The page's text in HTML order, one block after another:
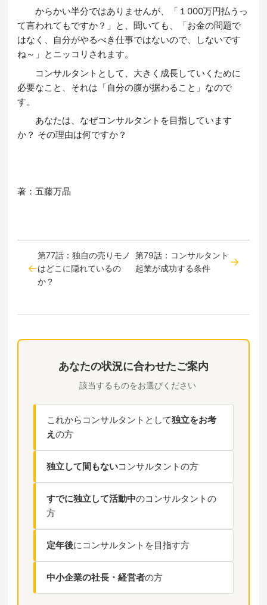
からかい半分ではありませんが、「１000万円払うっ
て言われてもですか？」と、聞いても、「お金の問題で
はなく、自分がやるべき仕事ではないので、しないです
ね～」とニッコリされます。
コンサルタントとして、大きく成長していくために
必要なこと、それは「自分の腹が据わること」なので
す。
あなたは、なぜコンサルタントを目指しています
か？ その理由は何ですか？
あなたの状況に合わせたご案内
該当するものをお選びください
これからコンサルタントとして独立をお考
えの方
独立して間もないコンサルタントの方
すでに独立して活動中のコンサルタントの
方
定年後にコンサルタントを目指す方
中小企業の社長・経営者の方
著：五藤万晶
第77話：独自の売りモノ
はどこに隠れているの
か？
第79話：コンサルタント
起業が成功する条件